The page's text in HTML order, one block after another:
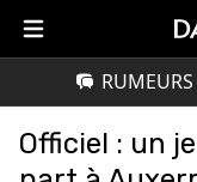
RUMEURS
Officiel : un